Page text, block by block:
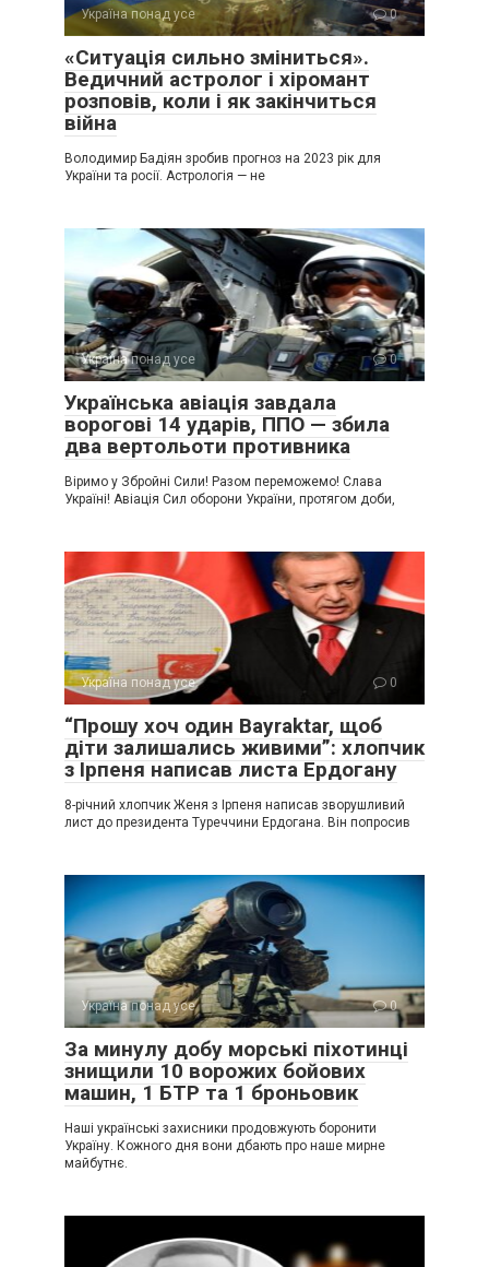
Україна понад усе 0
«Ситуація сильно зміниться».
Ведичний астролог і хіромант
розповів, коли і як закінчиться
війна
Володимир Бадіян зробив прогноз на 2023 рік для
України та росії. Астрологія — не
Україна понад усе 0
Українська авіація завдала
ворогові 14 ударів, ППО — збила
два вертольоти противника
Віримо у Збройні Сили! Разом переможемо! Слава
Україні! Авіація Сил оборони України, протягом доби,
Україна понад усе 0
“Прошу хоч один Bayraktar, щоб
діти залишались живими”: хлопчик
з Ірпеня написав листа Ердогану
8-річний хлопчик Женя з Ірпеня написав зворушливий
лист до президента Туреччини Ердогана. Він попросив
Україна понад усе 0
За минулу добу морські піхотинці
знищили 10 ворожих бойових
машин, 1 БТР та 1 броньовик
Наші українські захисники продовжують боронити
Україну. Кожного дня вони дбають про наше мирне
майбутнє.